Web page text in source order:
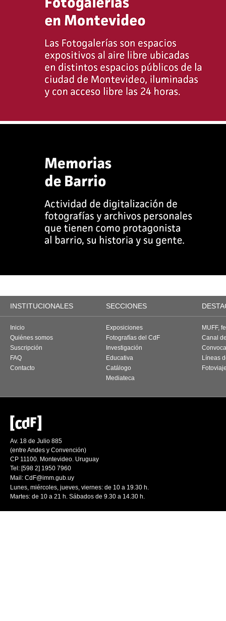
INSTITUCIONALES SECCIONES
Inicio
Quiénes somos
Suscripción
FAQ
Contacto
Exposiciones
Fotografías del CdF
Investigación
Educativa
Catálogo
Mediateca
MUFF,
Canal
Líneas
Av. 18 de Julio 885
(entre Andes y Convención)
CP 11100. Montevideo. Uruguay
Tel: [598 2] 1950 7960
Mail: CdF@imm.gub.uy
Lunes, miércoles, jueves, viernes: de 10 a 19.30 h.
Martes: de 10 a 21 h. Sábados de 9.30 a 14.30 h.